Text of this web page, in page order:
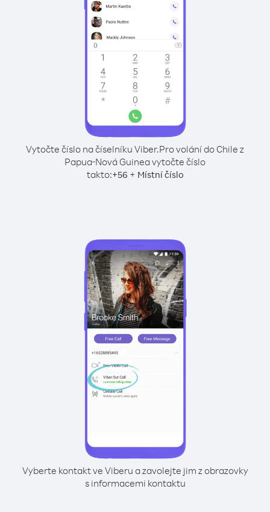
Vytočte číslo na číselníku Viber.Pro volání do Chile z
Papua-Nová Guinea vytočte číslo
takto:+56 + Místní číslo
Vyberte kontakt ve Viberu a zavolejte jim z obrazovky
s informacemi kontaktu